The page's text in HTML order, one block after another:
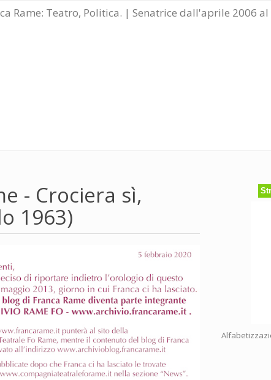
Rame: Teatro, Politica. | Senatrice dall'aprile 2006
- Crociera sì,
1963)